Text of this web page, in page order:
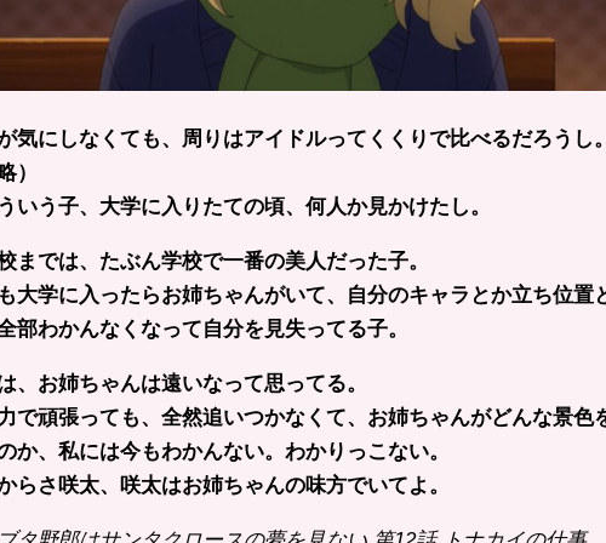
気にしなくても、周りはアイドルってくくりで比べるだろうし。
）
いう子、大学に入りたての頃、何人か見かけたし。
までは、たぶん学校で一番の美人だった子。
大学に入ったらお姉ちゃんがいて、自分のキャラとか立ち位置
部わかんなくなって自分を見失ってる子。
、お姉ちゃんは遠いなって思ってる。
で頑張っても、全然追いつかなくて、お姉ちゃんがどんな景色
か、私には今もわかんない。わかりっこない。
らさ咲太、咲太はお姉ちゃんの味方でいてよ。